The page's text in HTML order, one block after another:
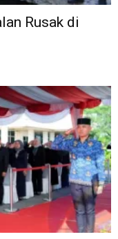
Rusak di